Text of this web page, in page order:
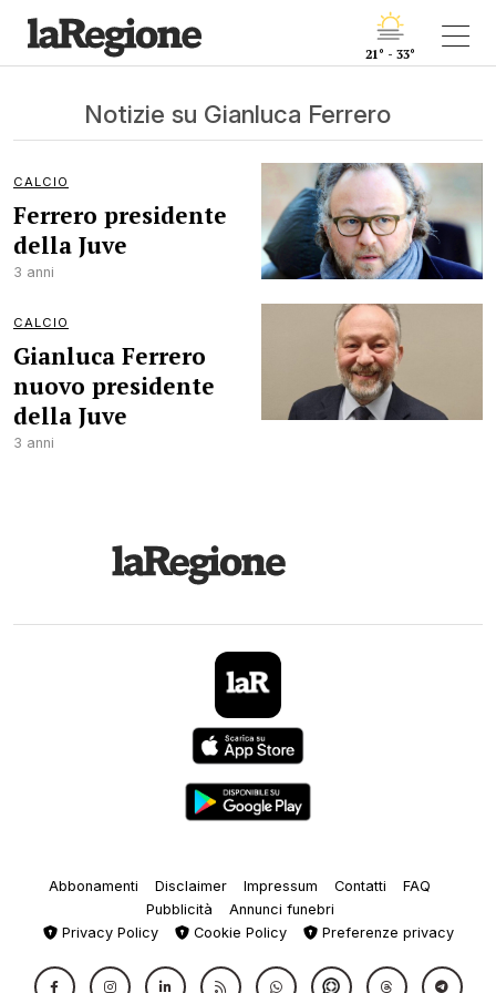
21° - 33°
Notizie su Gianluca Ferrero
CALCIO
Ferrero presidente
della Juve
3 anni
CALCIO
Gianluca Ferrero
nuovo presidente
della Juve
3 anni
Abbonamenti Disclaimer Impressum Contatti
FAQ
Pubblicità
Annunci funebri
Privacy Policy
Cookie Policy Preferenze privacy